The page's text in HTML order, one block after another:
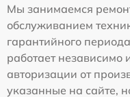
Мы занимаемся
обслуживанием
гарантийного
работает
авторизации от
указанные на сайте,